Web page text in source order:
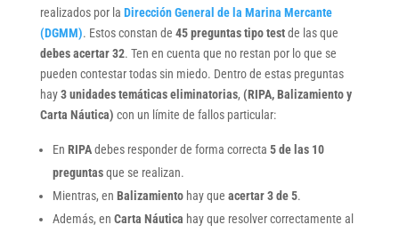
realizados por la Dirección General de la Marina Mercante
(DGMM). Estos constan de 45 preguntas tipo testde las que
debes acertar 32. Ten en cuenta que no restan por lo que se
pueden contestar todas sin miedo. Dentro de estas preguntas
hay3 unidades temáticas eliminatorias, (RIPA, Balizamiento y
Carta Náutica) con un límite de fallos particular:
En RIPAdebes responder de forma correcta 5 de las 10
preguntasque se realizan.
Mientras, en Balizamientohay que acertar 3 de 5.
Además, en Carta Náutica hay que resolver correctamente al